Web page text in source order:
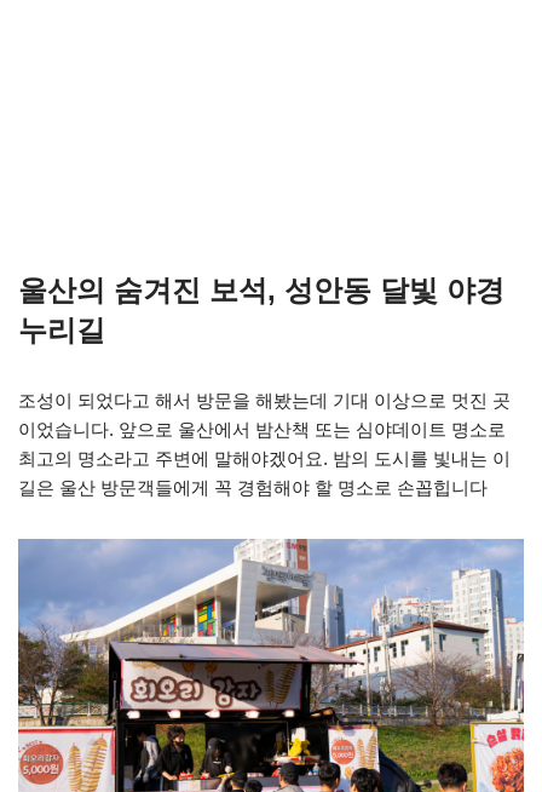
울산의 숨겨진 보석, 성안동 달빛 야경
누리길
조성이 되었다고 해서 방문을 해봤는데 기대 이상으로 멋진 곳
이었습니다. 앞으로 울산에서 밤산책 또는 심야데이트 명소로
최고의 명소라고 주변에 말해야겠어요. 밤의 도시를 빛내는 이
길은 울산 방문객들에게 꼭 경험해야 할 명소로 손꼽힙니다